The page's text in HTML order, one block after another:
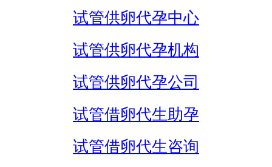
试管供卵代孕中心
试管供卵代孕机构
试管供卵代孕公司
试管借卵代生助孕
试管借卵代生咨询